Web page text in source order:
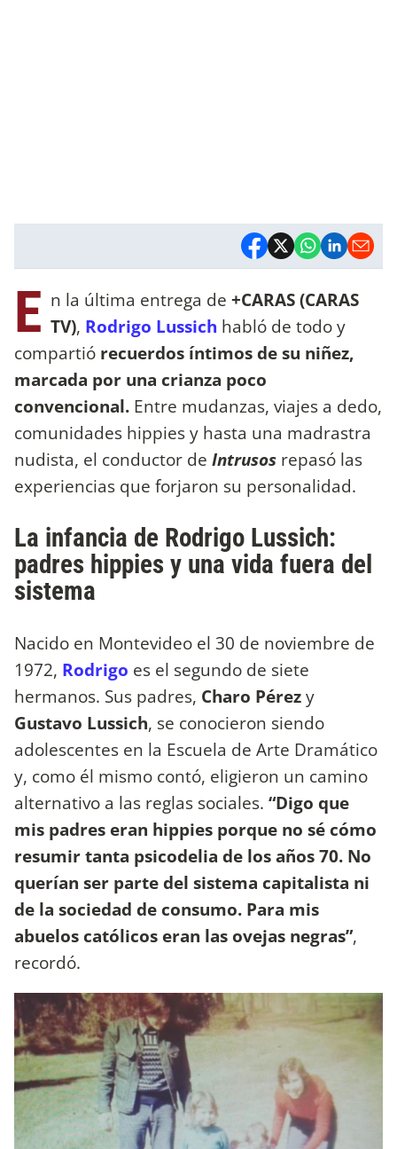
E n la última entrega de +CARAS (CARAS
TV), Rodrigo Lussich habló de todo y
compartió recuerdos íntimos de su niñez,
marcada por una crianza poco
convencional. Entre mudanzas, viajes a dedo,
comunidades hippies y hasta una madrastra
nudista, el conductor de Intrusos repasó las
experiencias que forjaron su personalidad.
La infancia de Rodrigo Lussich:
padres hippies y una vida fuera del
sistema
Nacido en Montevideo el 30 de noviembre de
1972, Rodrigo es el segundo de siete
hermanos. Sus padres, Charo Pérezy
Gustavo Lussich, se conocieron siendo
adolescentes en la Escuela de Arte Dramático
y, como él mismo contó, eligieron un camino
alternativo a las reglas sociales. “Digo que
mis padres eran hippies porque no sé cómo
resumir tanta psicodelia de los años 70. No
querían ser parte del sistema capitalista ni
de la sociedad de consumo. Para mis
abuelos católicos eran las ovejas negras”,
recordó.